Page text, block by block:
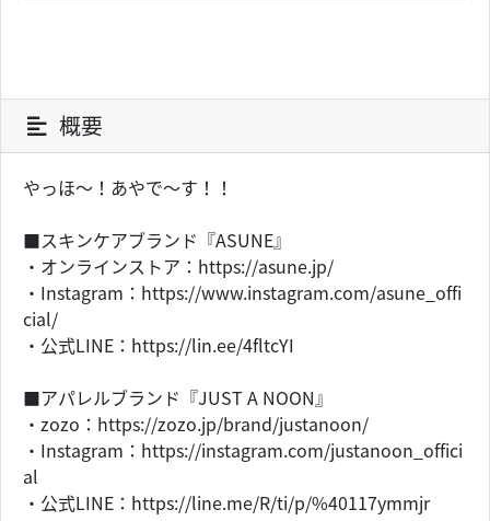
概要
やっほ〜！あやで〜す！！
■スキンケアブランド『ASUNE』
・オンラインストア：https://asune.jp/
・Instagram：https://www.instagram.com/asune_offi
cial/
・公式LINE：https://lin.ee/4fltcYI
■アパレルブランド『JUST A NOON』
・zozo：https://zozo.jp/brand/justanoon/
・Instagram：https://instagram.com/justanoon_offici
al
・公式LINE：https://line.me/R/ti/p/%40117ymmjr